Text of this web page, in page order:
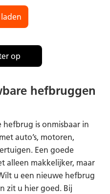
op
hefbruggen
is onmisbaar in
auto’s, motoren,
Een goede
alleen makkelijker, maar
u een nieuwe hefbrug
zit u hier goed. Bij